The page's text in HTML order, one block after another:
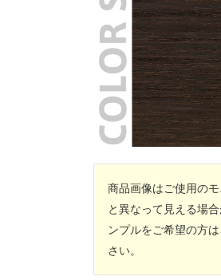
商品画像はご使用の
と異なって見える場
ンプルをご希望の方は
さい。